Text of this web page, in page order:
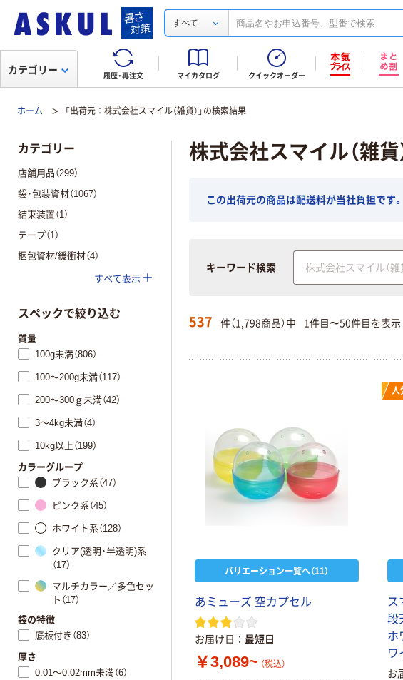
すべて
履歴・再注文 マイカタログ クイックオーダー
カテゴリー
ホーム 「出荷元：株式会社スマイル（雑貨）」の検索結果
株式会社スマイル（雑
この出荷元の商品は配送料が当社負担です。
キーワード検索
537 件（1,798商品）中 1件目〜50件目を表示
バリエーション一覧へ（11）
あミ ュ ーズ 空カ プセ ル
お届け日 最短日
￥3,089~ （税込）
人
ス
段
ホ
ワ
お
カテゴリー
店舗用品（299）
袋・包装資材（1067）
結束装置（1）
テープ（1）
梱包資材/緩衝材（4）
すべて表示
スペックで絞り込む
質量
100g未満（806）
100～200g未満（117）
200～300ｇ未満（42）
3～4kg未満（4）
10kg以上（199）
カラーグループ
ブラック系（47）
ピンク系（45）
ホワイト系（128）
クリア(透明・半透明)系
（17）
マルチカラー／多色セッ
ト（17）
袋の特徴
底板付き（83）
厚さ
0.01～0.02mm未満（6）